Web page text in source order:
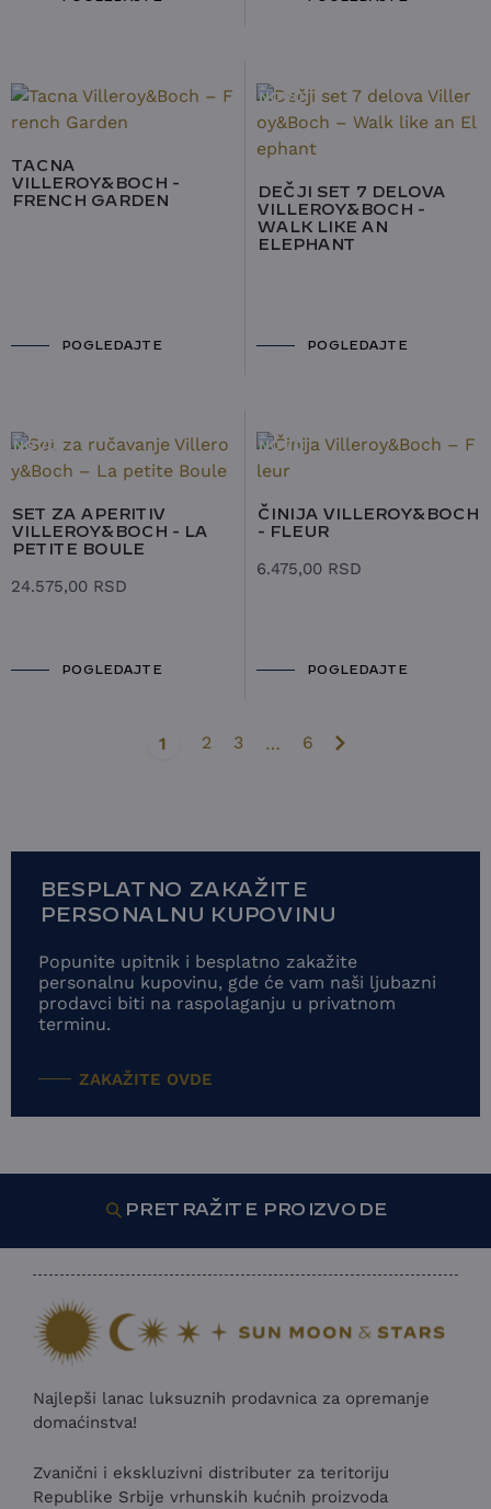
TACNA
VILLEROY&BOCH -
FRENCH GARDEN
POGLEDAJTE
NOVO
DEČJI SET 7 DELOVA
VILLEROY&BOCH -
WALK LIKE AN
ELEPHANT
POGLEDAJTE
NOVO
SET ZA APERITIV
VILLEROY&BOCH - LA
PETITE BOULE
24.575,00 RSD
POGLEDAJTE
NOVO
ČINIJA VILLEROY&BOCH
- FLEUR
6.475,00 RSD
POGLEDAJTE
1 2 3 … 6
BESPLATNO ZAKAŽITE
PERSONALNU KUPOVINU
Popunite upitnik i besplatno zakažite
personalnu kupovinu, gde će vam naši ljubazni
prodavci biti na raspolaganju u privatnom
terminu.
ZAKAŽITE OVDE
PRETRAŽITE PROIZVODE
Najlepši lanac luksuznih prodavnica za opremanje
domaćinstva!
Zvanični i ekskluzivni distributer za teritoriju
Republike Srbije vrhunskih kućnih proizvoda